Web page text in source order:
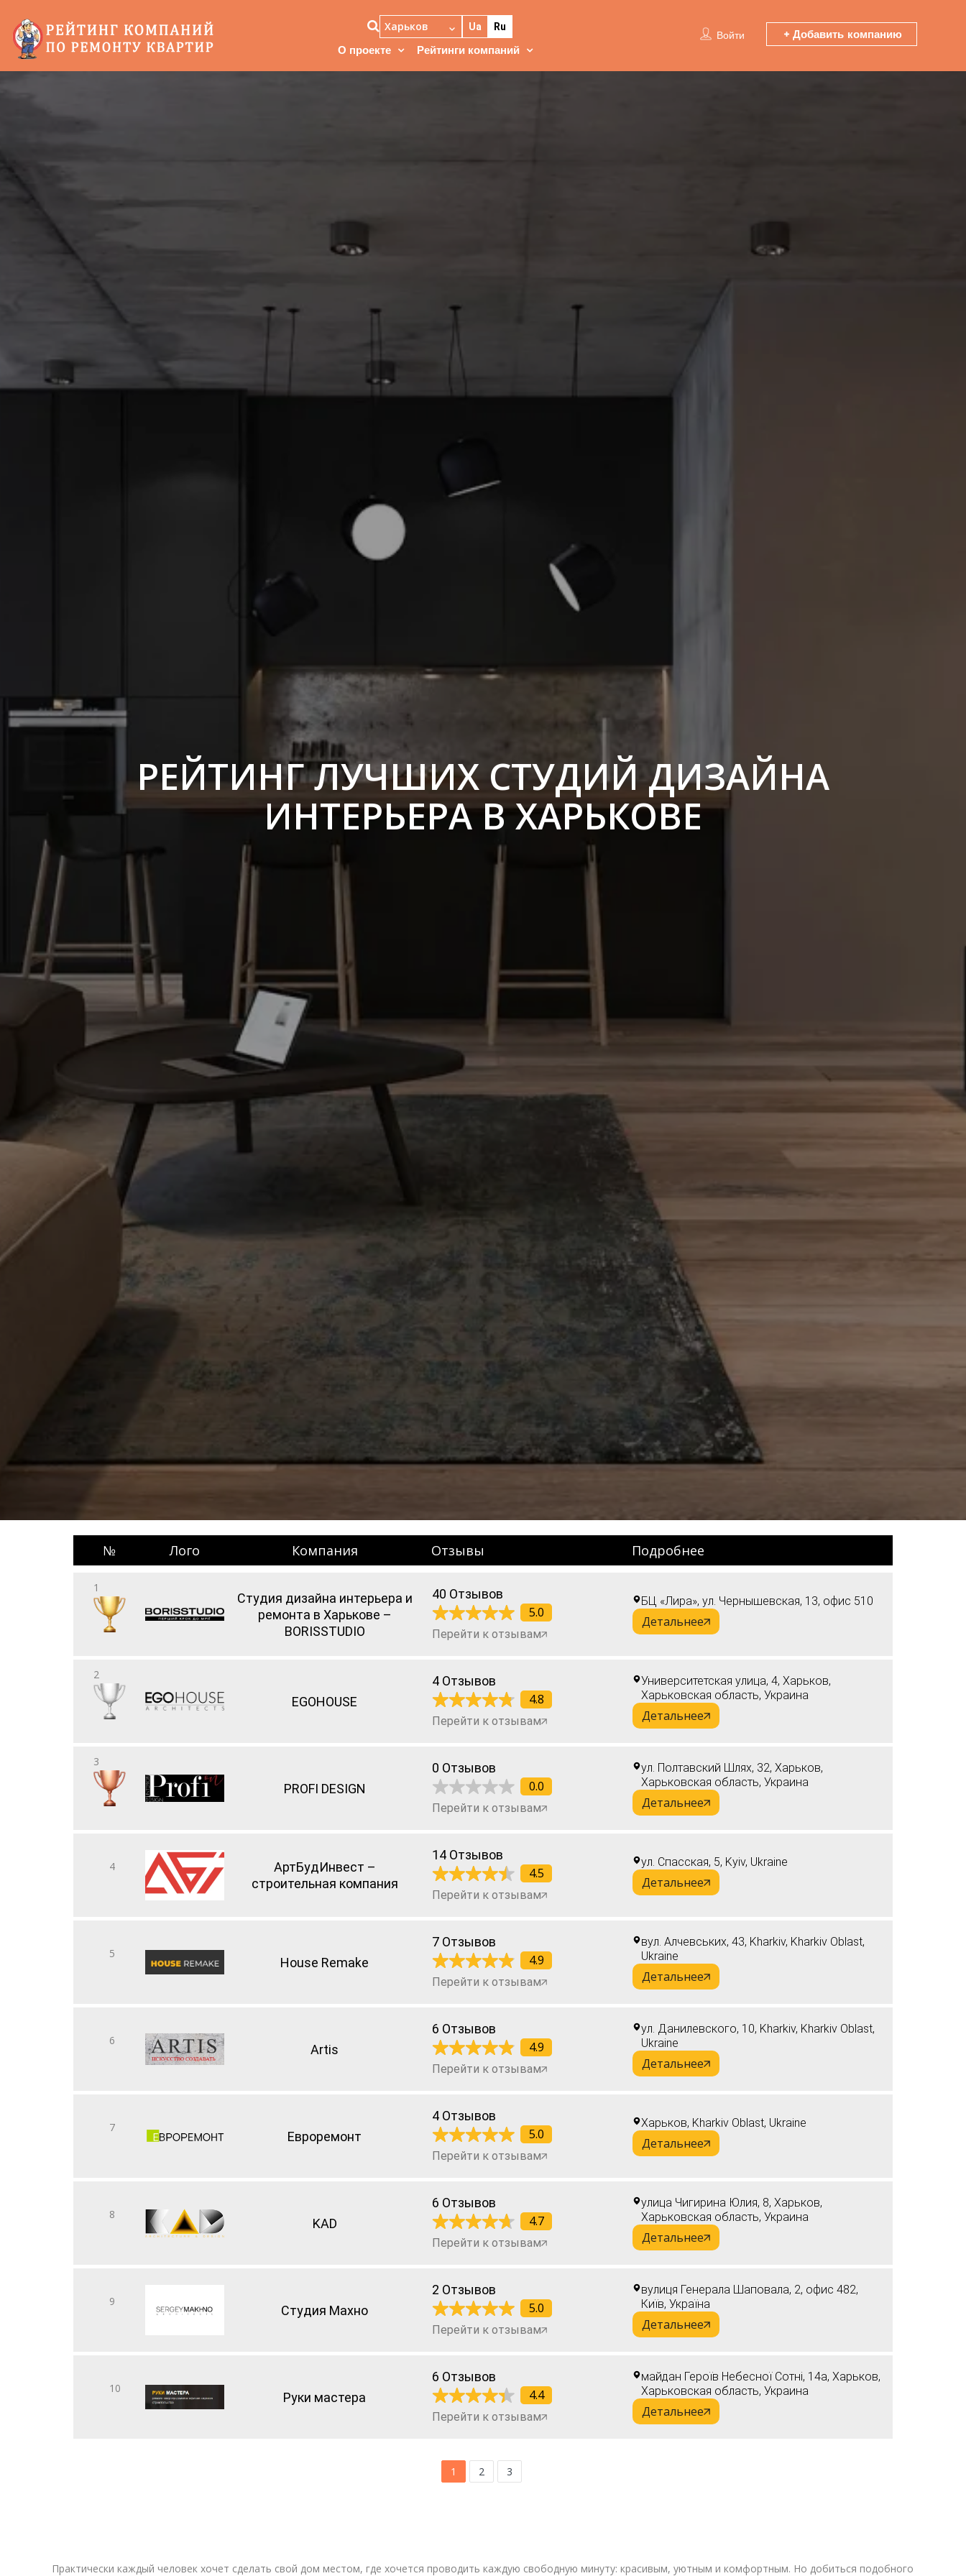
Харьков Ua Ru
О проекте Рейтинги компаний
Войти Добавить компанию
РЕЙТИНГ ЛУЧШИХ СТУДИЙ ДИЗАЙНА
ИНТЕРЬЕРА В ХАРЬКОВЕ
№ Лого Компания Отзывы Подробнее
1
Студия дизайна интерьера и
ремонта в Харькове –
BORISSTUDIO
40 Отзывов
5.0
Перейти к отзывам
БЦ «Лира», ул. Чернышевская, 13, офис 510
Детальнее
2
EGOHOUSE
4 Отзывов
4.8
Перейти к отзывам
Университетская улица, 4, Харьков,
Харьковская область, Украина
Детальнее
3
PROFI DESIGN
0 Отзывов
0.0
Перейти к отзывам
ул. Полтавский Шлях, 32, Харьков,
Харьковская область, Украина
Детальнее
4
АртБудИнвест –
строительная компания
14 Отзывов
4.5
Перейти к отзывам
ул. Спасская, 5, Kyiv, Ukraine
Детальнее
5
House Remake
7 Отзывов
4.9
Перейти к отзывам
вул. Алчевських, 43, Kharkiv, Kharkiv Oblast,
Ukraine
Детальнее
6
Artis
6 Отзывов
4.9
Перейти к отзывам
ул. Данилевского, 10, Kharkiv, Kharkiv Oblast,
Ukraine
Детальнее
7
Евроремонт
4 Отзывов
5.0
Перейти к отзывам
Харьков, Kharkiv Oblast, Ukraine
Детальнее
8
KAD
6 Отзывов
4.7
Перейти к отзывам
улица Чигирина Юлия, 8, Харьков,
Харьковская область, Украина
Детальнее
9
Студия Махно
2 Отзывов
5.0
Перейти к отзывам
вулиця Генерала Шаповала, 2, офис 482,
Київ, Україна
Детальнее
10
Руки мастера
6 Отзывов
4.4
Перейти к отзывам
майдан Героїв Небесної Сотні, 14а, Харьков,
Харьковская область, Украина
Детальнее
1 2 3
Практически каждый человек хочет сделать свой дом местом, где хочется проводить каждую свободную минуту: красивым, уютным и комфортным. Но добиться подобного